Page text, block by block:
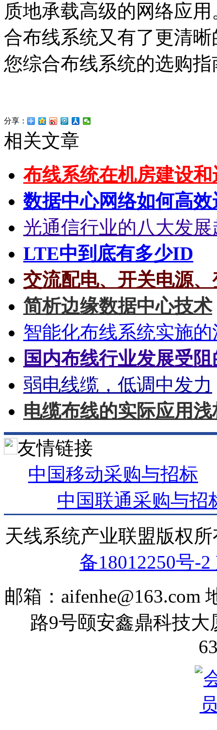
质地承载高级的网络应
合布线系统又有了更清
您综合布线系统的选购指
分享：
相关文章
布线系统在机房建设
数据中心网络如何高
光通信行业的八大发展
LTE中到底有多少ID
交流配电、开关电源
简析边缘数据中心技术
智能化布线系统实施
国内布线行业发展受
弱电线缆，低调中发力
电缆布线的实际应用浅
友情链接
中国移动采购与招标
中国联通采购与招
天线系统产业联盟版权
备18012250号-
邮箱：
路9号颐安鑫鼎科技大